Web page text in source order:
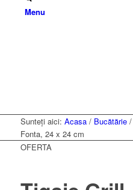
Menu
Sunteți aici: Acasa / Bucătărie /
Fonta, 24 x 24 cm
OFERTA